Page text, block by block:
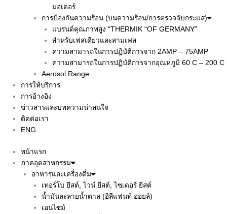
มอเตอร์
การป้องกันความร้อน (บนความร้อน/การตรวจจับกระแส)
แบรนด์คุณภาพสูง “THERMIK “OF GERMANY”
สำหรับเฟสเดียวและสามเฟส
ความสามารถในการปฏิบัติการจาก 2AMP – 75AMP
ความสามารถในการปฏิบัติการจากอุณหภูมิ 60 C – 200 C
Aerosol Range
การให้บริการ
การอ้างอิง
ข่าวสารและบทความน่าสนใจ
ติดต่อเรา
ENG
หน้าแรก
ภาคอุตสาหกรรม
อาหารและเครื่องดื่ม
เทอร์โบ ยีสต์, ไวน์ ยีสต์, ไซเดอร์ ยีสต์
น้ำมันละลายน้ำตาล (อิลีแฟนท์ ออยล์)
เอนไซม์